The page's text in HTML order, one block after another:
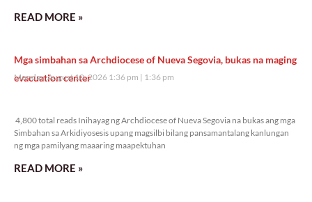
READ MORE »
Mga simbahan sa Archdiocese of Nueva Segovia, bukas na maging
evacuation center
Monday, August 10, 2026 1:36 pm 1:36 pm
4,800 total reads Inihayag ng Archdiocese of Nueva Segovia na bukas ang mga
Simbahan sa Arkidiyosesis upang magsilbi bilang pansamantalang kanlungan
ng mga pamilyang maaaring maapektuhan
READ MORE »